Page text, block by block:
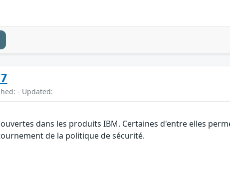
- Updated:
dans les produits IBM. Certaines d'entre elles
de la politique de sécurité.